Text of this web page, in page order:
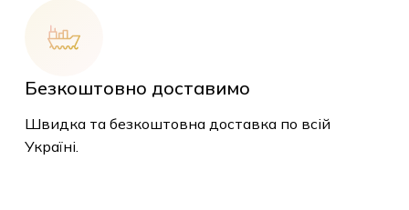
У кошику немає
Безкоштовно доставимо
Швидка та безкоштовна доставка по всій
Україні.